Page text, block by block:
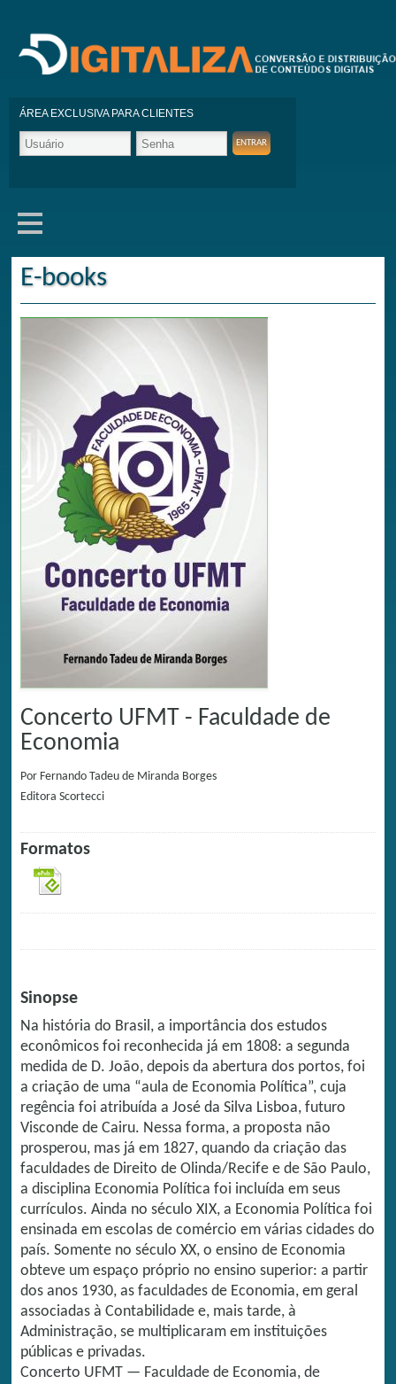
ÁREA EXCLUSIVA PARA CLIENTES
E-books
Concerto UFMT - Faculdade de
Economia
Por Fernando Tadeu de Miranda Borges
Editora Scortecci
Formatos
Sinopse
Na história do Brasil, a importância dos estudos
econômicos foi reconhecida já em 1808: a segunda
medida de D. João, depois da abertura dos portos, foi
a criação de uma “aula de Economia Política”, cuja
regência foi atribuída a José da Silva Lisboa, futuro
Visconde de Cairu. Nessa forma, a proposta não
prosperou, mas já em 1827, quando da criação das
faculdades de Direito de Olinda/Recife e de São Paulo,
a disciplina Economia Política foi incluída em seus
currículos. Ainda no século XIX, a Economia Política foi
ensinada em escolas de comércio em várias cidades do
país. Somente no século XX, o ensino de Economia
obteve um espaço próprio no ensino superior: a partir
dos anos 1930, as faculdades de Economia, em geral
associadas à Contabilidade e, mais tarde, à
Administração, se multiplicaram em instituições
públicas e privadas.
Concerto UFMT — Faculdade de Economia, de